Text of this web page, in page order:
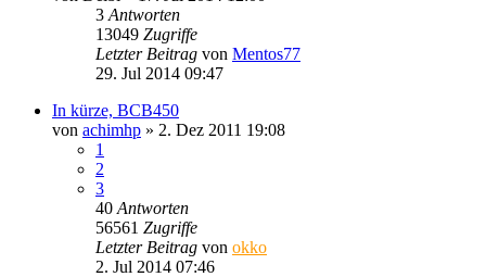
3 Antworten
13049 Zugriffe
Letzter Beitrag von Mentos77
29. Jul 2014 09:47
In kürze, BCB450
von achimhp » 2. Dez 2011 19:08
1
2
3
40 Antworten
56561 Zugriffe
Letzter Beitrag von okko
2. Jul 2014 07:46